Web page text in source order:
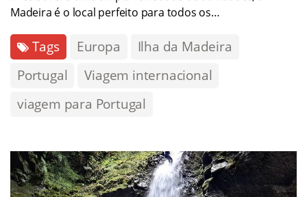
Madeira é o local perfeito para todos os…
Tags Europa
Ilha da Madeira
Portugal
Viagem internacional
viagem para Portugal